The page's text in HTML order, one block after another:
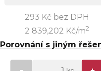
293 Kč bez DPH
2 839,202 Kč/m2
Porovnání s jiným